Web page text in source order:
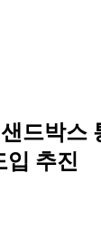
드박스
추진